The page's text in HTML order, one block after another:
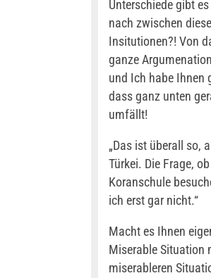
Unterschiede gibt
nach zwischen
Insitutionen?! Von
ganze
und Ich habe Ihnen
dass ganz unten
umfällt!
„Das ist überall so,
Türkei. Die Frage,
Koranschule
ich erst gar nicht.“
Macht es Ihnen
Miserable Situation
miserableren